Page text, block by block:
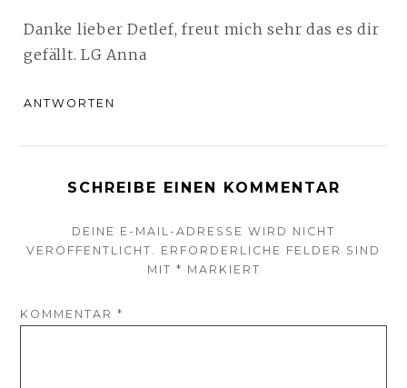
Danke lieber Detlef, freut mich sehr das es dir
gefällt. LG Anna
ANTWORTEN
SCHREIBE EINEN KOMMENTAR
DEINE E-MAIL-ADRESSE WIRD NICHT
VERÖFFENTLICHT. ERFORDERLICHE FELDER SIND
MIT * MARKIERT
KOMMENTAR*